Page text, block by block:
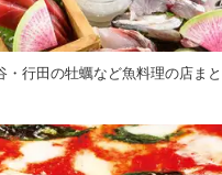
・行田の牡蠣など魚料理の店まと